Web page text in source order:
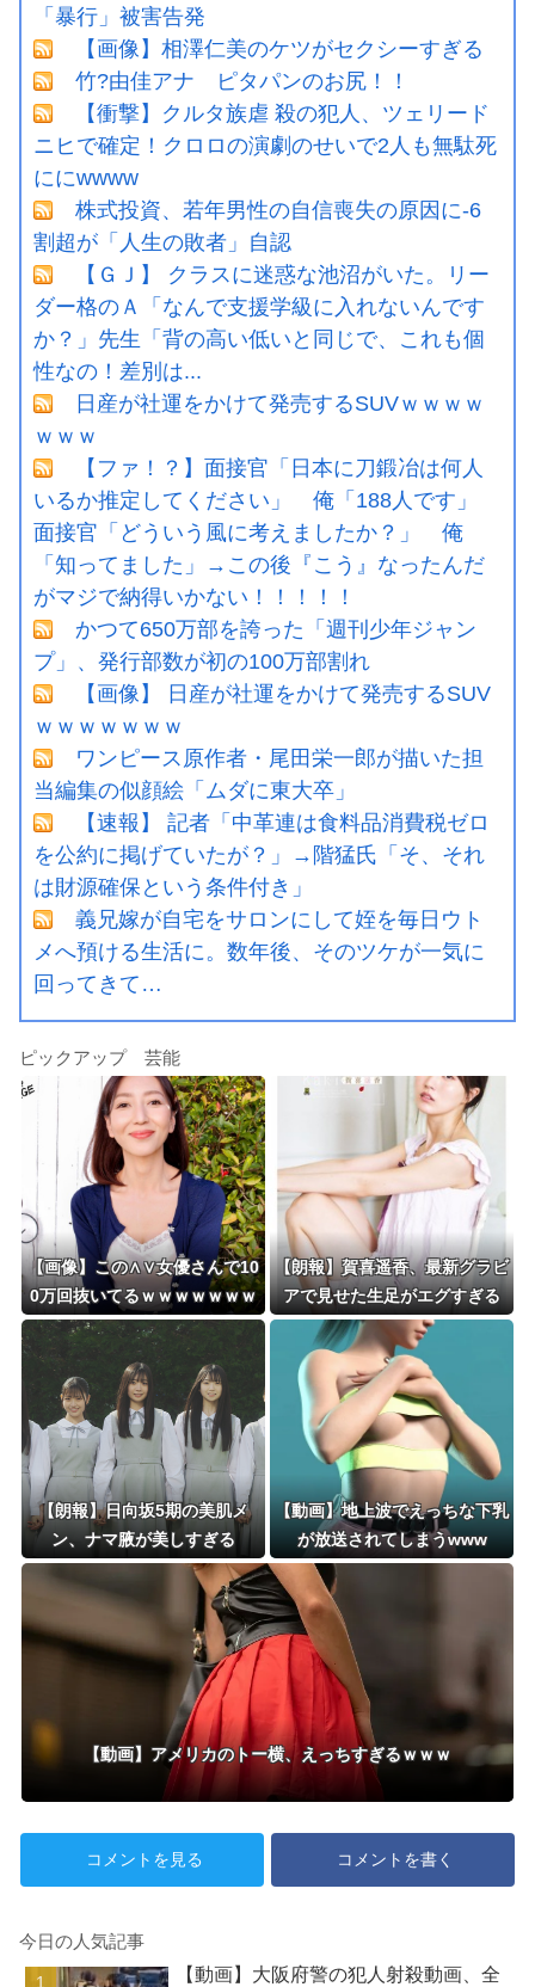
「暴行」被害告発
【画像】相澤仁美のケツがセクシーすぎる
竹?由佳アナ ピタパンのお尻！！
【衝撃】クルタ族虐 殺の犯人、ツェリード
ニヒで確定！クロロの演劇のせいで2人も無駄死
ににwwww
株式投資、若年男性の自信喪失の原因に-6
割超が「人生の敗者」自認
【ＧＪ】 クラスに迷惑な池沼がいた。リー
ダー格のＡ「なんで支援学級に入れないんです
か？」先生「背の高い低いと同じで、これも個
性なの！差別は...
日産が社運をかけて発売するSUVｗｗｗｗ
ｗｗｗ
【ファ！？】面接官「日本に刀鍛冶は何人
いるか推定してください」 俺「188人です」
面接官「どういう風に考えましたか？」 俺
「知ってました」→この後『こう』なったんだ
がマジで納得いかない！！！！！
かつて650万部を誇った「週刊少年ジャン
プ」、発行部数が初の100万部割れ
【画像】 日産が社運をかけて発売するSUV
ｗｗｗｗｗｗｗ
ワンピース原作者・尾田栄一郎が描いた担
当編集の似顔絵「ムダに東大卒」
【速報】 記者「中革連は食料品消費税ゼロ
を公約に掲げていたが？」→階猛氏「そ、それ
は財源確保という条件付き」
義兄嫁が自宅をサロンにして姪を毎日ウト
メへ預ける生活に。数年後、そのツケが一気に
回ってきて…
ピックアップ 芸能
【画像】この∧∨女優さんで10
0万回抜いてるｗｗｗｗｗｗｗ
【朗報】賀喜遥香、最新グラビ
アで見せた生足がエグすぎる
【朗報】日向坂5期の美肌メ
ン、ナマ腋が美しすぎる
【動画】地上波でえっちな下乳
が放送されてしまうwww
【動画】アメリカのトー横、えっちすぎるｗｗｗ
コメントを見る コメントを書く
今日の人気記事
【動画】大阪府警の犯人射殺動画、全